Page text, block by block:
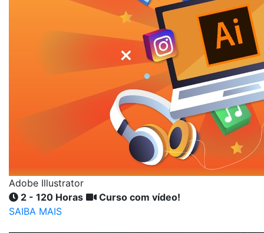
Adobe Illustrator
2 - 120 Horas
Curso com vídeo!
SAIBA MAIS